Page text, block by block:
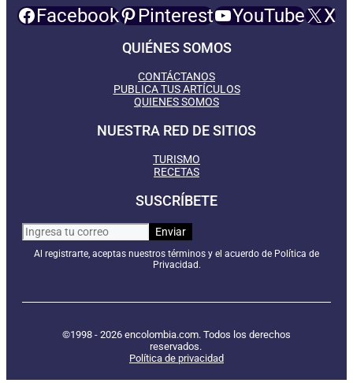
Facebook Pinterest YouTube X
QUIÉNES SOMOS
CONTÁCTANOS
PUBLICA TUS ARTÍCULOS
QUIENES SOMOS
NUESTRA RED DE SITIOS
TURISMO
RECETAS
SUSCRÍBETE
Al registrarte, aceptas nuestros términos y el acuerdo de Política de
Privacidad.
©1998 - 2026 encolombia.com. Todos los derechos
reservados.
Política de privacidad